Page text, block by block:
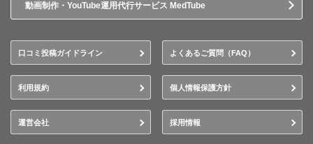
動画制作・YouTube運用代行サービス MedTube
口コミ投稿ガイドライン よくあるご質問（FAQ）
利用規約 個人情報保護方針
運営会社 採用情報